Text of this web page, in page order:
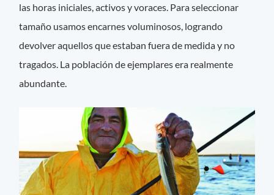
las horas iniciales, activos y voraces. Para seleccionar
tamaño usamos encarnes voluminosos, logrando
devolver aquellos que estaban fuera de medida y no
tragados. La población de ejemplares era realmente
abundante.